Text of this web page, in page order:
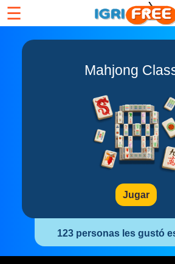
☰
Mahjong
Jugar
123 personas les gustó